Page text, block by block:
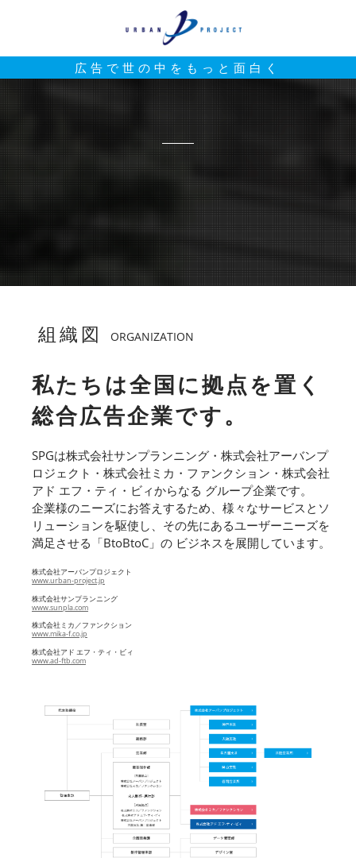
広告で世の中をもっと面白く
組織図 ORGANIZATION
私たちは全国に拠点を置く
総合広告企業です。
SPGは株式会社サンプランニング・株式会社アーバンプ
ロジェクト・株式会社ミカ・ファンクション・株式会社
アド エフ・ティ・ビィからなる グループ企業です。
企業様のニーズにお答えするため、様々なサービスとソ
リューションを駆使し、その先にあるユーザーニーズを
満足させる「BtoBtoC」の ビジネスを展開しています。
株式会社アーバンプロジェクト
www.urban-project.jp
株式会社サンプランニング
www.sunpla.com
株式会社ミカ／ファンクション
www.mika-f.co.jp
株式会社アド エフ・ティ・ビィ
www.ad-ftb.com